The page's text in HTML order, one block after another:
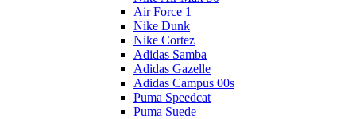
Air Force 1
Nike Dunk
Nike Cortez
Adidas Samba
Adidas Gazelle
Adidas Campus 00s
Puma Speedcat
Puma Suede